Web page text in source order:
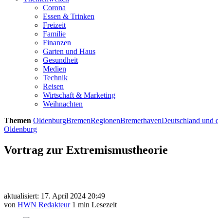
Corona
Essen & Trinken
Freizeit
Familie
Finanzen
Garten und Haus
Gesundheit
Medien
Technik
Reisen
Wirtschaft & Marketing
Weihnachten
Themen OldenburgBremenRegionenBremerhavenDeutschland und
Oldenburg
Vortrag zur Extremismustheorie
aktualisiert: 17. April 2024 20:49
von HWN Redakteur 1 min Lesezeit